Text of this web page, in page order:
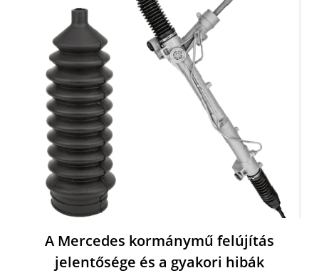
A Mercedes kormánymű felújítás
jelentősége és a gyakori hibák